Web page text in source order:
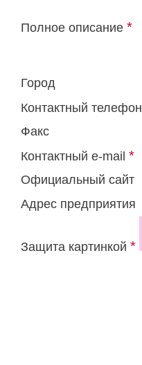
Полное описание *
Город
Контактный телефон
Факс
Контактный e-mail *
Официальный сайт
Адрес предприятия
Защита картинкой *